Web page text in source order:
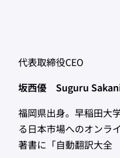
代表取締役CEO
坂西優 Suguru
福岡県出身。早稲田大
る日本市場へのオンラ
著書に「自動翻訳大全